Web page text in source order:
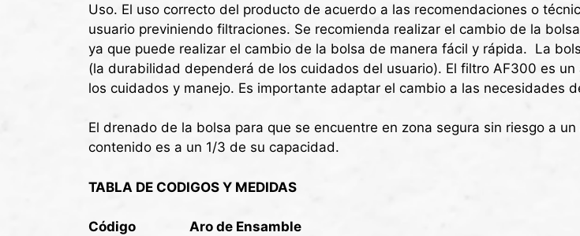
Uso. El uso correcto del producto de acuerdo a las recomendaciones o
usuario previniendo filtraciones. Se recomienda realizar el cambio de la
ya que puede realizar el cambio de la bolsa de manera fácil y rápida. La
(la durabilidad dependerá de los cuidados del usuario). El filtro AF300 es
los cuidados y manejo. Es importante adaptar el cambio a las necesidades
El drenado de la bolsa para que se encuentre en zona segura sin riesgo a
contenido es a un 1/3 de su capacidad.
TABLA DE CODIGOS Y MEDIDAS
Código Aro de Ensamble